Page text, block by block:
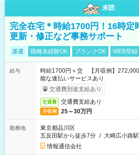
未読
完全在宅＊時給1700円！16時定
更新・修正など事務サポート
派遣 職種未経験OK ブランクOK WEB登
給与
時給1700円＋交 【月収例】
能な速払いサービスあり
交通費別途支給あり
交通費 交通費支給あり
月収例 25～30万円
勤務地
東京都品川区
五反田駅から徒歩7分 / 大崎広小路
情報通信会社